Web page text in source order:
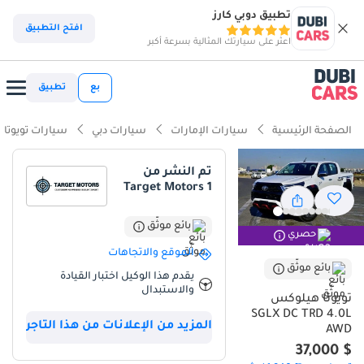
تطبيق دوبي كارز
اعثر على سيارتك المثالية بسرعة أكبر
افتح التطبيق
بع تطبيق
الصفحة الرئيسية سيارات الإمارات سيارات دبي سيارات تويوتا
حصري
بائع موثّق
تويوتا هيلوكس
SGLX DC TRD 4.0L
AWD
$ 37,000
تم النشر من
Target Motors 1
بائع موثّق
الموقع والاتجاهات
يقدم هذا الوكيل اختبار القيادة
والاستبدال
المزيد من الإعلانات من هذا التاجر
ذكاء دوبي كارز
ذكاء دوبيكارز
مصمم خصيصًا للطرق الوعرة
أقل معدل استهلاك في فئته
تصنيف السلامة 5 نجوم من NCAP
ملخص
تُمثل سيارة تويوتا هايلكس 2025 هذه المعيار الذهبي المطلق للموثوقية
وقيمة إعادة البيع في سوق دول مجلس التعاون الخليجي. تأتي بلونها
الأبيض الخارجي المرغوب، وهي مثالية لمناخ المنطقة، وتحافظ على قيمتها
بشكل أفضل من معظم السيارات الأخرى على الطريق. يجمع محركها